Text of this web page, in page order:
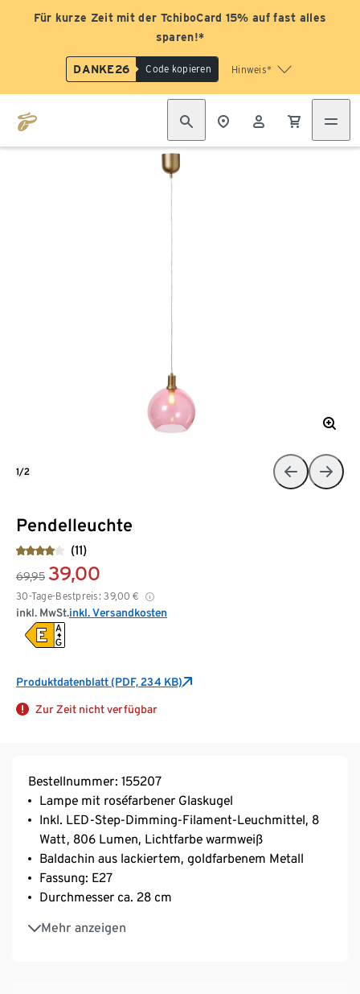
Für kurze Zeit mit der TchiboCard 15% auf fast alles
sparen!*
DANKE26 Code kopieren Hinweis*
Pendelleuchte
(11)
69,95 39,00
30-Tage-Bestpreis: 39,00 €
inkl. MwSt.inkl. Versandkosten
Produktdatenblatt (PDF, 234 KB)
Zur Zeit nicht verfügbar
1/2
Bestellnummer: 155207
Lampe mit roséfarbener Glaskugel
Inkl. LED-Step-Dimming-Filament-Leuchmittel, 8
Watt, 806 Lumen, Lichtfarbe warmweiß
Baldachin aus lackiertem, goldfarbenem Metall
Fassung: E27
Durchmesser ca. 28 cm
Mehr anzeigen
Hängeleuchte inkl. Montagematerial